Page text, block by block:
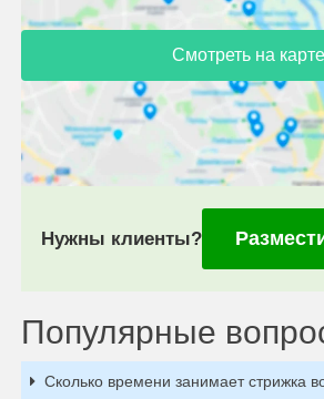
Смотреть на карте
Нужны клиенты?
Популярные
Сколько времени занимает стрижка